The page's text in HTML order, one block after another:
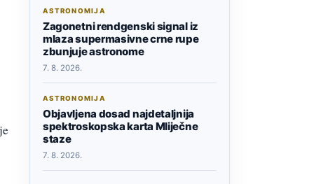
ASTRONOMIJA
Zagonetni rendgenski signal iz
mlaza supermasivne crne rupe
zbunjuje astronome
7. 8. 2026.
ASTRONOMIJA
Objavljena dosad najdetaljnija
spektroskopska karta Mliječne
staze
7. 8. 2026.